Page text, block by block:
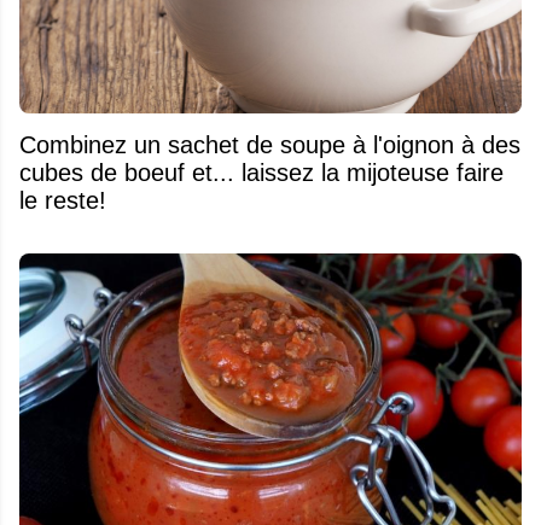
Combinez un sachet de soupe à l'oignon à des
cubes de boeuf et... laissez la mijoteuse faire
le reste!